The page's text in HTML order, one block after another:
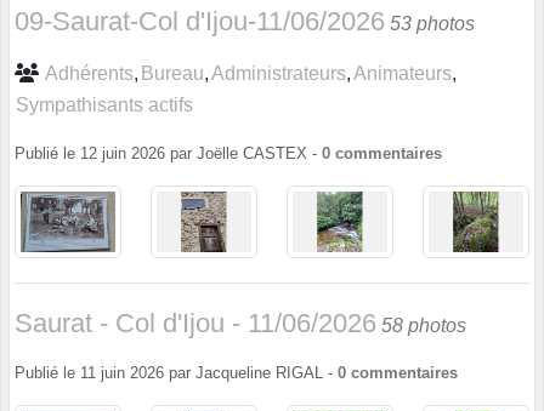
09-Saurat-Col d'Ijou-11/06/2026 53 photos
Adhérents Bureau Administrateurs Animateurs
Sympathisants actifs
Publié le 12 juin 2026 par Joëlle CASTEX - 0 commentaires
Saurat - Col d'Ijou - 11/06/2026 58 photos
Publié le 11 juin 2026 par Jacqueline RIGAL - 0 commentaires